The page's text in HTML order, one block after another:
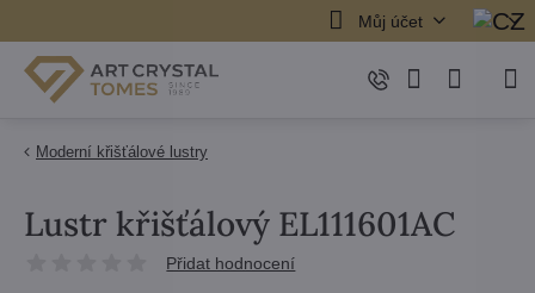
Můj účet
Moderní křišťálové lustry
Lustr křišťálový EL111601AC
Přidat hodnocení